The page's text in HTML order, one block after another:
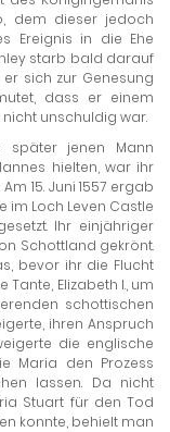
dem dieser jedoch
Ereignis in die Ehe
starb bald darauf
er sich zur Genesung
dass er einem
unschuldig war.
jenen Mann
hielten, war ihr
15. Juni 1557 ergab
im Loch Leven Castle
Ihr einjähriger
Schottland gekrönt.
bevor ihr die Flucht
Elizabeth I., um
schottischen
ihren Anspruch
die englische
Maria den Prozess
lassen. Da nicht
Stuart für den Tod
konnte, behielt man